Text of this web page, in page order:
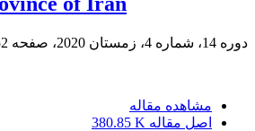
دوره 14، شماره 4، زمستان 2020، صفحه
مشاهده مقاله
اصل مقاله 380.85 K